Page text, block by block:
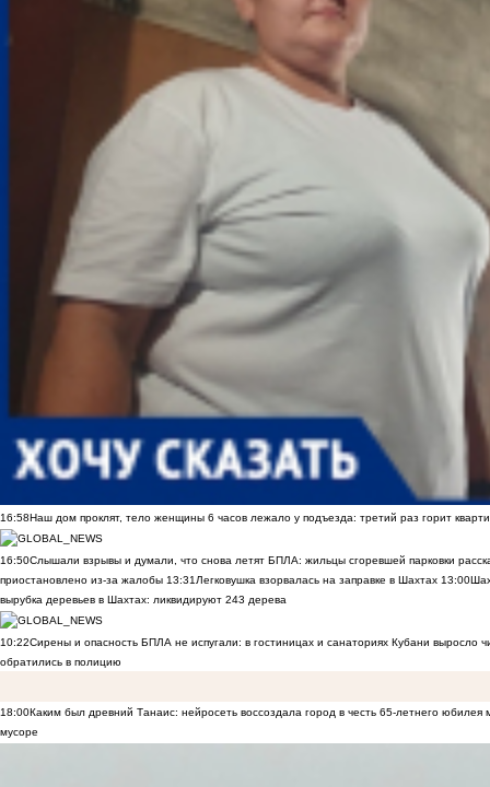
16:58Наш дом проклят, тело женщины 6 часов лежало у подъезда: третий раз горит
16:50Слышали взрывы и думали, что снова летят БПЛА: жильцы сгоревшей парковки
приостановлено из-за жалобы 13:31 Легковушка взорвалась на заправке в Шахтах 13:00
вырубка деревьев в Шахтах: ликвидируют 243 дерева
10:22Сирены и опасность БПЛА не испугали: в гостиницах и санаториях Кубани выросло
обратились в полицию
18:00Каким был древний Танаис: нейросеть воссоздала город в честь 65-летнего юбилея
мусоре